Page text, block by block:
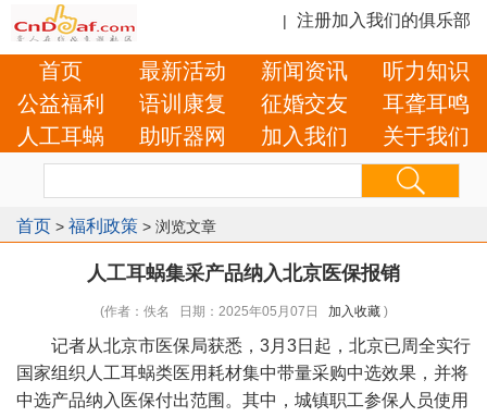
| 注册加入我们的俱乐部
首页 最新活动 新闻资讯
听力知识
公益福利
语训康复 征婚交友
耳聋耳鸣
人工耳蜗
助听器网 加入我们 关于我们
首页 > 福利政策 > 浏览文章
人工耳蜗集采产品纳入北京医保报销
(作者：佚名 日期：2025年05月07日 加入收藏)
记者从北京市医保局获悉，3月3日起，北京已周全实行
国家组织人工耳蜗类医用耗材集中带量采购中选效果，并将
中选产品纳入医保付出范围。其中，城镇职工参保人员使用